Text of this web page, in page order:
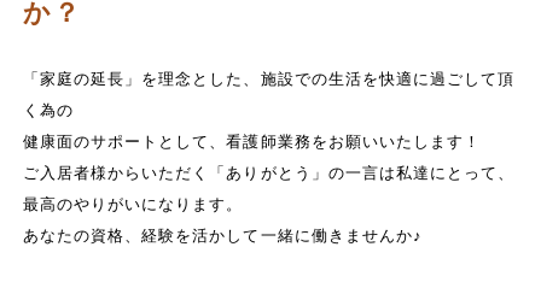
か？
「家庭の延長」を理念とした、施設での生活を快適に過ごして頂
く為の
健康面のサポートとして、看護師業務をお願いいたします！
ご入居者様からいただく「ありがとう」の一言は私達にとって、
最高のやりがいになります。
あなたの資格、経験を活かして一緒に働きませんか♪